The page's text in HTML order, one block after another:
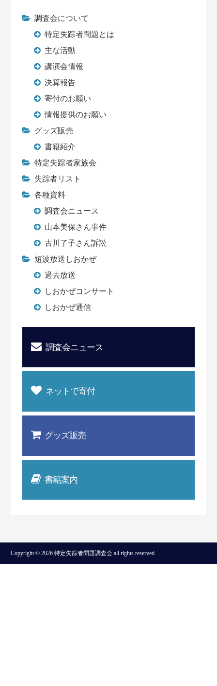
調査会について
特定失踪者問題とは
主な活動
講演会情報
決算報告
寄付のお願い
情報提供のお願い
グッズ販売
書籍紹介
特定失踪者家族会
失踪者リスト
各種資料
調査会ニュース
山本美保さん事件
古川了子さん訴訟
短波放送しおかぜ
過去放送
しおかぜコンサート
しおかぜ通信
調査会ニュース
ネットで寄付
グッズ販売
書籍案内
Copyright © 2026 特定失踪者問題調査会 all rights reserved.